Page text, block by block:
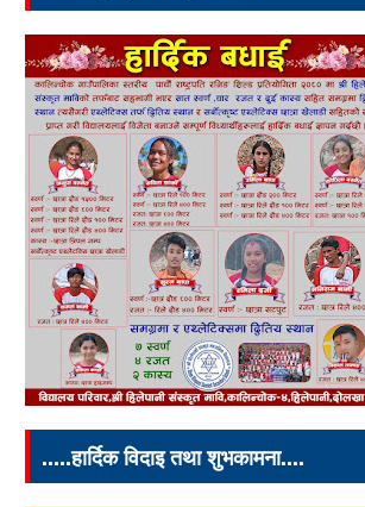
.....हार्दिक विदाइ तथा शुभकामना....